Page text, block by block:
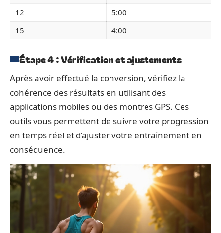
12
5:00
15
4:00
Étape 4 : Vérification et ajustements
Après avoir effectué la conversion, vérifiez la
cohérence des résultats en utilisant des
applications mobiles ou des montres GPS. Ces
outils vous permettent de suivre votre progression
en temps réel et d’ajuster votre entraînement en
conséquence.